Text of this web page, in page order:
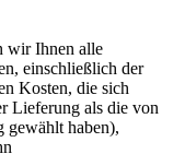
wir Ihnen alle
einschließlich der
Kosten, die sich
Lieferung als die von
gewählt haben),